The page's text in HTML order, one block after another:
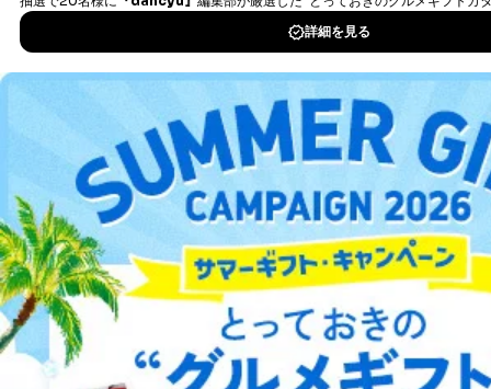
DOWNLOAD FOR IOS
DOWNLOAD FOR ANDROID
ご利用方法はこちら
総合案内
アフィリエイト 採用情報
プレスリリース お問い合わせ